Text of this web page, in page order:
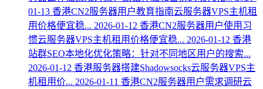
01-13 香港CN2服务器用户教育指南云服务器VPS主机租
用价格便宜稳... 2026-01-12 香港CN2服务器用户使用习
惯云服务器VPS主机租用价格便宜稳... 2026-01-12 香港
站群SEO本地化优化策略：针对不同地区用户的搜索...
2026-01-12 香港服务器搭建Shadowsocks云服务器VPS主
机租用价... 2026-01-11 香港CN2服务器用户需求调研云